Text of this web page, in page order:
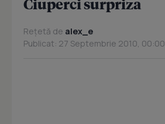
Ciuperci surpriza
Rețetă de alex_e
Publicat: 27 Septembrie 2010, 00:00